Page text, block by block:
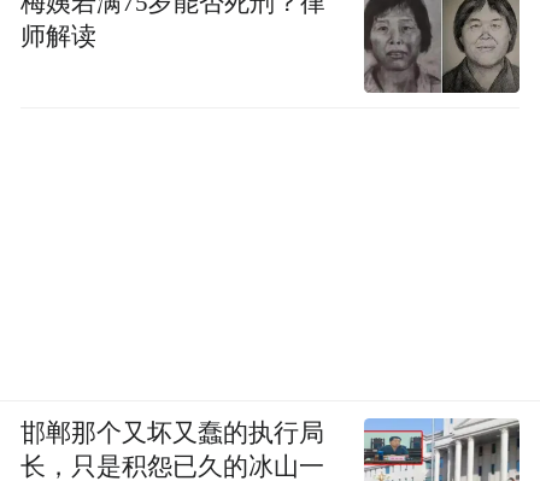
师解读
邯郸那个又坏又蠢的执行局
长，只是积怨已久的冰山一